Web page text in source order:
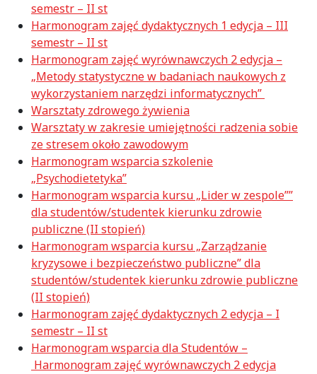
semestr – II st
Harmonogram zajęć dydaktycznych 1 edycja – III
semestr – II st
Harmonogram zajęć wyrównawczych 2 edycja –
„Metody statystyczne w badaniach naukowych z
wykorzystaniem narzędzi informatycznych”
Warsztaty zdrowego żywienia
Warsztaty w zakresie umiejętności radzenia sobie
ze stresem około zawodowym
Harmonogram wsparcia szkolenie
„Psychodietetyka”
Harmonogram wsparcia kursu „Lider w zespole””
dla studentów/studentek kierunku zdrowie
publiczne (II stopień)
Harmonogram wsparcia kursu „Zarządzanie
kryzysowe i bezpieczeństwo publiczne” dla
studentów/studentek kierunku zdrowie publiczne
(II stopień)
Harmonogram zajęć dydaktycznych 2 edycja – I
semestr – II st
Harmonogram wsparcia dla Studentów –
Harmonogram zajęć wyrównawczych 2 edycja